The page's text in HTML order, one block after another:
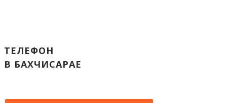
ТЕЛЕФОН
В БАХЧИСАРАЕ